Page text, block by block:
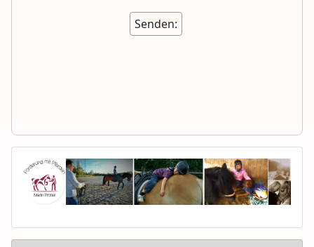
Unsichtbares Google Recaptcha